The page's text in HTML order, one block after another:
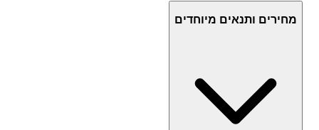
מחירים ותנאים מיוחדים